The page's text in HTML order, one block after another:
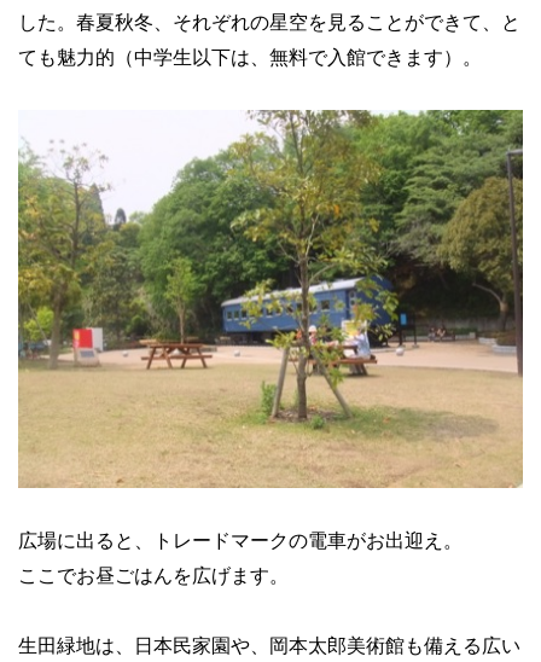
した。春夏秋冬、それぞれの星空を見ることができて、と
ても魅力的（中学生以下は、無料で入館できます）。
広場に出ると、トレードマークの電車がお出迎え。
ここでお昼ごはんを広げます。
生田緑地は、日本民家園や、岡本太郎美術館も備える広い